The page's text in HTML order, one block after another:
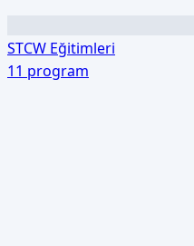
STCW Eğitimleri
11 program